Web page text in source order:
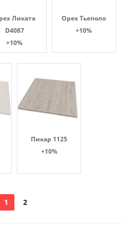
Ликата
D4087
+10%
Орех Тьеполо
+10%
Пикар 1125
+10%
1 2